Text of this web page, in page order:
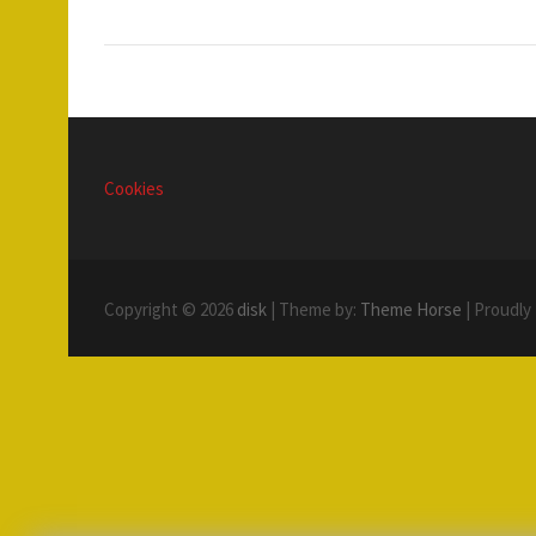
Cookies
Copyright © 2026 disk | Theme by: Theme Horse |